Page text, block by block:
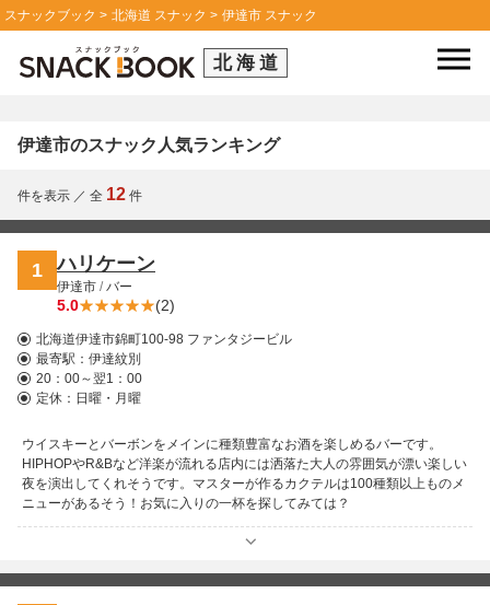
スナックブック 北海道 スナック 伊達市 スナック
北海道
伊達市のスナック人気ランキング
件を表示 ／ 全 12 件
1 ハリケーン
伊達市 /バー
5.0 (2)
北海道伊達市錦町100-98 ファンタジービル
最寄駅： 伊達紋別
20：00～翌1：00
定休：日曜・月曜
ウイスキーとバーボンをメインに種類豊富なお酒を楽しめるバーです。
HIPHOPやR&Bなど洋楽が流れる店内には洒落た大人の雰囲気が漂い楽しい
夜を演出してくれそうです。マスターが作るカクテルは100種類以上ものメ
ニューがあるそう！お気に入りの一杯を探してみては？